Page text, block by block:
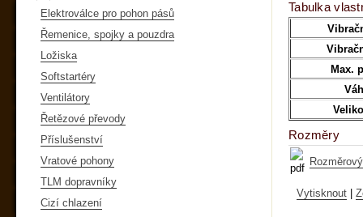
Elektroválce pro pohon pásů
Řemenice, spojky a pouzdra
Ložiska
Softstartéry
Ventilátory
Řetězové převody
Příslušenství
Vratové pohony
TLM dopravníky
Cizí chlazení
Tabulka
Max.
Rozměry
Vytisknout